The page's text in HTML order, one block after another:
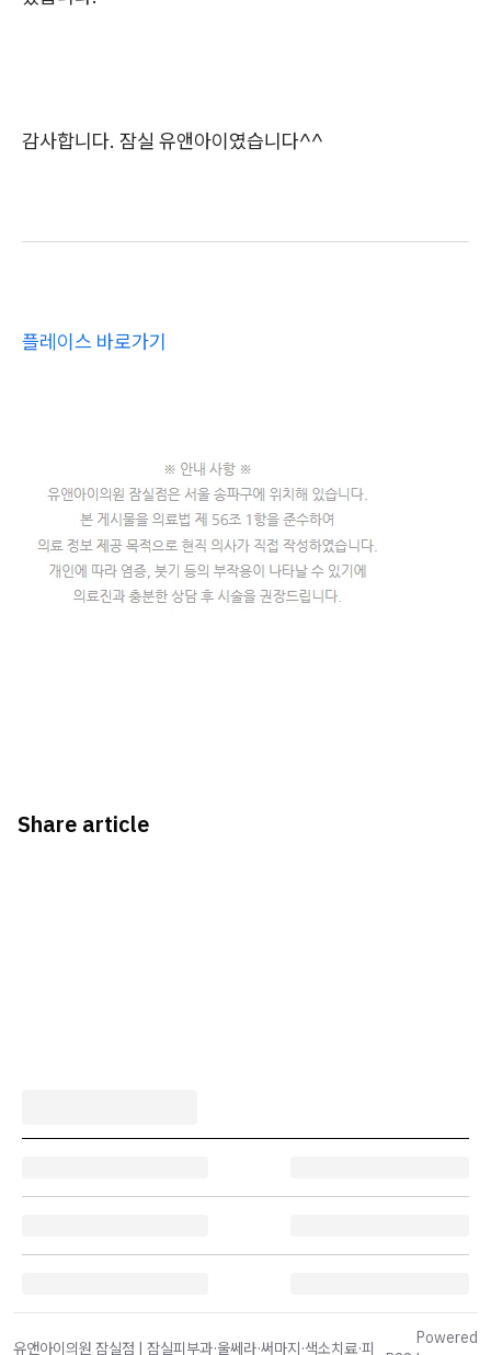
감사합니다. 잠실 유앤아이였습니다^^
플레이스 바로가기
Share article
유앤아이의원 잠실점 | 잠실피부과·울쎄라·써마지·색소치료·피
Powered